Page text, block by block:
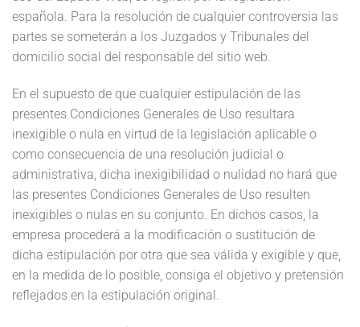
española. Para la resolución de cualquier controversia las
partes se someterán a los Juzgados y Tribunales del
domicilio social del responsable del sitio web.
En el supuesto de que cualquier estipulación de las
presentes Condiciones Generales de Uso resultara
inexigible o nula en virtud de la legislación aplicable o
como consecuencia de una resolución judicial o
administrativa, dicha inexigibilidad o nulidad no hará que
las presentes Condiciones Generales de Uso resulten
inexigibles o nulas en su conjunto. En dichos casos, la
empresa procederá a la modificación o sustitución de
dicha estipulación por otra que sea válida y exigible y que,
en la medida de lo posible, consiga el objetivo y pretensión
reflejados en la estipulación original.